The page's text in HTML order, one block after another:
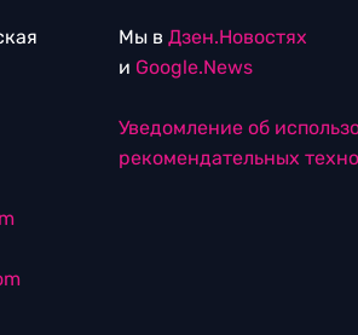
Мы в Дзен.Новостях
и Google.News
Уведомление об
рекомендательных